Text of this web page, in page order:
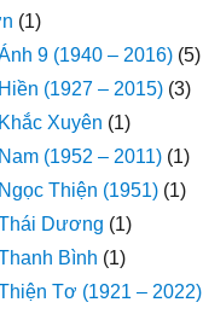
(1)
9 (1940 – 2016) (5)
(1927 – 2015) (3)
Xuyên (1)
(1952 – 2011) (1)
Thiện (1951) (1)
Dương (1)
Bình (1)
Tơ (1921 – 2022)